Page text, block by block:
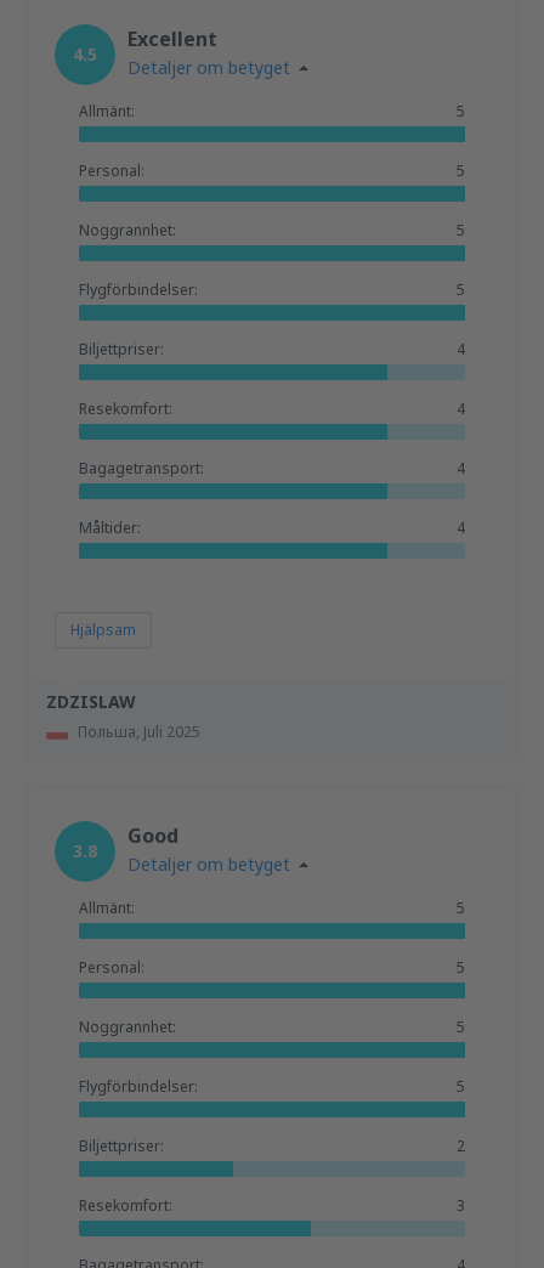
ZDZISLAW
Польша, Juli 2025
4.5
Excellent
Detaljer om betyget
Allmänt: 5
Personal: 5
Noggrannhet: 5
Flygförbindelser: 5
Biljettpriser: 4
Resekomfort: 4
Bagagetransport: 4
Måltider: 4
Hjälpsam
3.8
Good
Detaljer om betyget
Allmänt: 5
Personal: 5
Noggrannhet: 5
Flygförbindelser: 5
Biljettpriser: 2
Resekomfort: 3